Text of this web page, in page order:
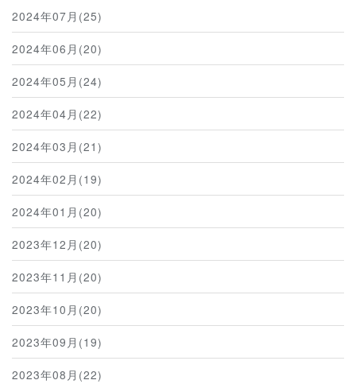
2024年07月(25)
2024年06月(20)
2024年05月(24)
2024年04月(22)
2024年03月(21)
2024年02月(19)
2024年01月(20)
2023年12月(20)
2023年11月(20)
2023年10月(20)
2023年09月(19)
2023年08月(22)